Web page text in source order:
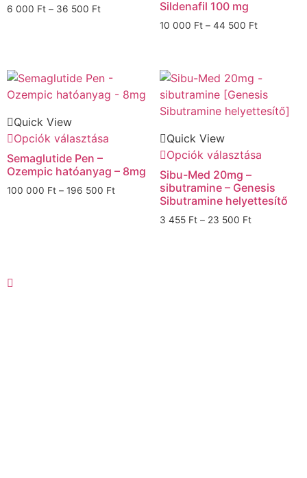
6 000 Ft – 36 500 Ft Sildenafil 100 mg
10 000 Ft – 44 500 Ft
Quick View
Opciók választása
Semaglutide Pen –
Ozempic hatóanyag – 8mg
100 000 Ft – 196 500 Ft
Quick View
Opciók választása
Sibu-Med 20mg –
sibutramine – Genesis
Sibutramine helyettesítő
3 455 Ft – 23 500 Ft